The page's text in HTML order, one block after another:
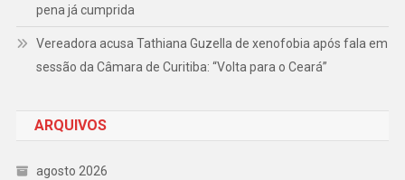
pena já cumprida
Vereadora acusa Tathiana Guzella de xenofobia após fala em
sessão da Câmara de Curitiba: “Volta para o Ceará”
ARQUIVOS
agosto 2026